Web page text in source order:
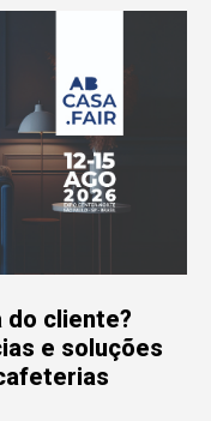
do cliente?
e soluções